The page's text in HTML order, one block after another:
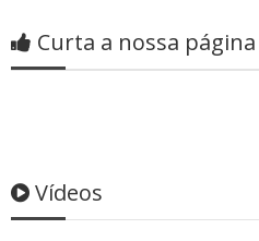
Curta a nossa
Vídeos